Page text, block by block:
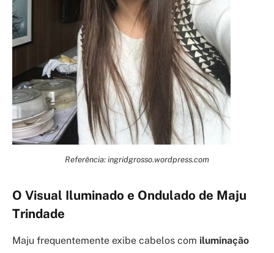
Referência: ingridgrosso.wordpress.com
O Visual Iluminado e Ondulado de Maju
Trindade
Maju frequentemente exibe cabelos com iluminação